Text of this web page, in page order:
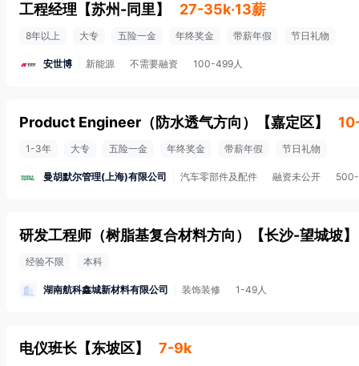
工程经理 【苏州-同里】 27-35k·13薪
8年以上 大专 五险一金 年终奖金 带薪年假 节日礼物
安世博 新能源 不需要融资 100-499人
Product Engineer（防水透气方向） 【嘉定区】
1-3年 大专 五险一金 年终奖金 带薪年假 节日礼物
曼胡默尔管理(上海)有限公司 汽车零部件及配件 融资未公开
研发工程师（树脂基复合材料方向） 【长沙-望城坡】
经验不限 本科
湖南航科鑫城新材料有限公司 装饰装修 1-49人
电仪班长 【东坡区】 7-9k